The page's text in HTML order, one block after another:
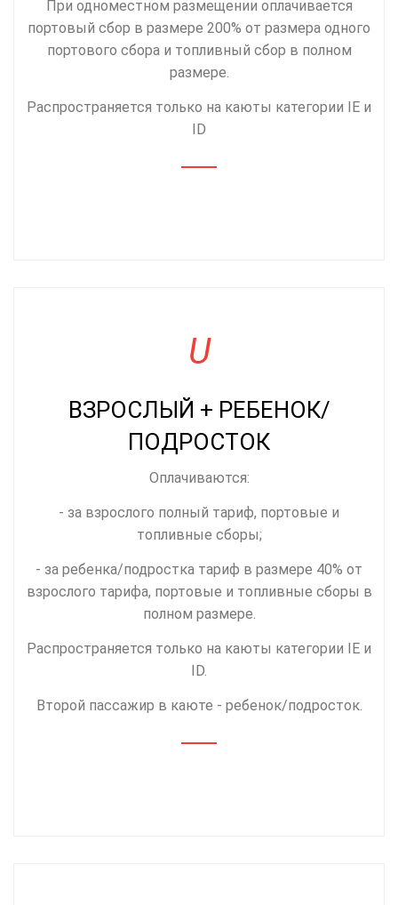
При одноместном размещении оплачивается
портовый сбор в размере 200% от размера одного
портового сбора и топливный сбор в полном
размере.
Распространяется только на каюты категории IE и
ID
ВЗРОСЛЫЙ + РЕБЕНОК/
ПОДРОСТОК
Оплачиваются:
- за взрослого полный тариф, портовые и
топливные сборы;
- за ребенка/подростка тариф в размере 40% от
взрослого тарифа, портовые и топливные сборы в
полном размере.
Распространяется только на каюты категории IE и
ID.
Второй пассажир в каюте - ребенок/подросток.